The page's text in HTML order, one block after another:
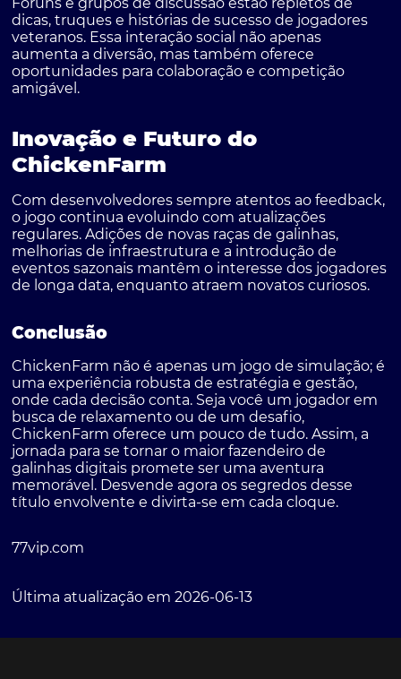
Fóruns e grupos de discussão estão repletos de
dicas, truques e histórias de sucesso de jogadores
veteranos. Essa interação social não apenas
aumenta a diversão, mas também oferece
oportunidades para colaboração e competição
amigável.
Inovação e Futuro do
ChickenFarm
Com desenvolvedores sempre atentos ao feedback,
o jogo continua evoluindo com atualizações
regulares. Adições de novas raças de galinhas,
melhorias de infraestrutura e a introdução de
eventos sazonais mantêm o interesse dos jogadores
de longa data, enquanto atraem novatos curiosos.
Conclusão
ChickenFarm não é apenas um jogo de simulação; é
uma experiência robusta de estratégia e gestão,
onde cada decisão conta. Seja você um jogador em
busca de relaxamento ou de um desafio,
ChickenFarm oferece um pouco de tudo. Assim, a
jornada para se tornar o maior fazendeiro de
galinhas digitais promete ser uma aventura
memorável. Desvende agora os segredos desse
título envolvente e divirta-se em cada cloque.
77vip.com
Última atualização em 2026-06-13